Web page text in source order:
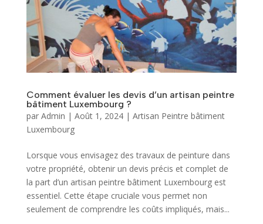
Comment évaluer les devis d’un artisan peintre
bâtiment Luxembourg ?
par Admin | Août 1, 2024| Artisan Peintre bâtiment
Luxembourg
Lorsque vous envisagez des travaux de peinture dans
votre propriété, obtenir un devis précis et complet de
la part d’un artisan peintre bâtiment Luxembourg est
essentiel. Cette étape cruciale vous permet non
seulement de comprendre les coûts impliqués, mais...